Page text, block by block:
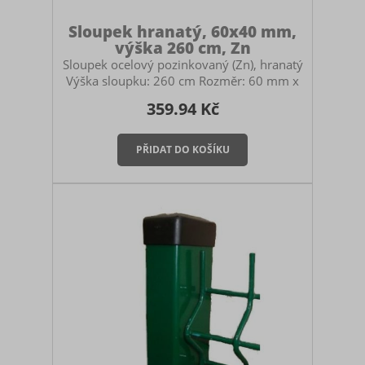
Sloupek hranatý, 60x40 mm,
výška 260 cm, Zn
Sloupek ocelový pozinkovaný (Zn), hranatý
Výška sloupku: 260 cm Rozměr: 60 mm x
plotů. Použití: průběžný, počáteční i
koncový sloupek pro panelové oplocení
nebo pletivo. Součástí sloupku je černá
plastová čepička. Montáž sloupku Sloupek
můžete zabetonovat do země, zasadit do
případě betonování myslete na to, abyste
si pořídili dostatečně vysoký sloupek.
Doporučuje se mít sloupek zabet
359.94 Kč